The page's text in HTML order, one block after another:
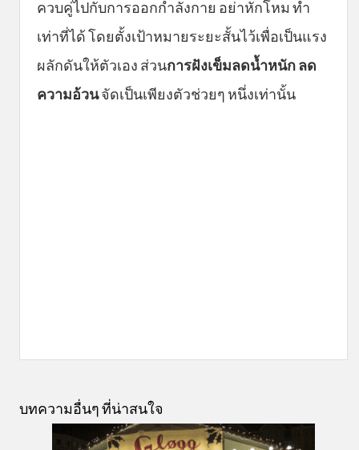
ควบคู่ไปกับการออกกำลังกาย อย่าหักโหม ทำ
เท่าที่ได้ โดยตั้งเป้าหมายระยะสั้นไว้เพื่อเป็นแรง
ผลักดันให้ตัวเอง ส่วนการฝังเข็มลดน้ำหนัก ลด
ความอ้วนจัดเป็นเพียงตัวช่วยๆ หนึ่งเท่านั้น
บทความอื่นๆ ที่น่าสนใจ